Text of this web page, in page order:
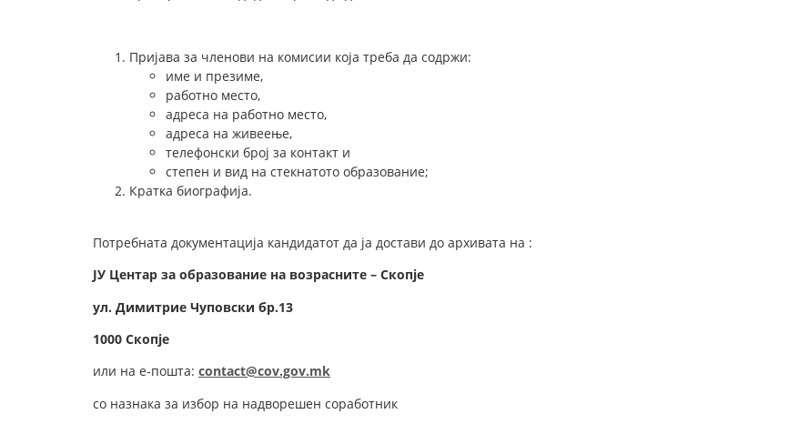
Пријава за членови на комисии која треба да содржи:
име и презиме,
работно место,
адреса на работно место,
адреса на живеење,
телефонски број за контакт и
степен и вид на стекнатото образование;
Кратка биографија.
Потребната документација кандидатот да ја достави до архивата на :
ЈУ Центар за образование на возрасните – Скопје
ул. Димитрие Чуповски бр.13
1000 Скопје
или на е-пошта: contact@cov.gov.mk
со назнака за избор на надворешен соработник